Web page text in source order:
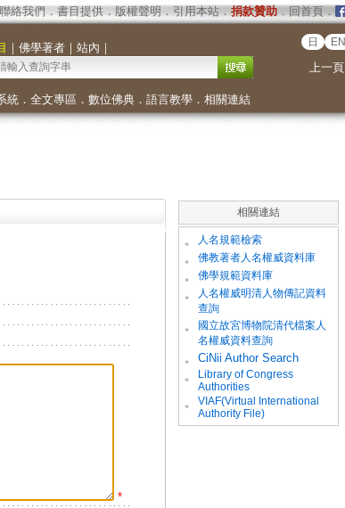
聯絡我們 ． 書目提供． 版權聲明 ． 引用本站． 捐款贊助．回首頁．
｜ 佛學著者｜ 站內 ｜ 日 EN
上一頁
統． 全文專區 ． 數位佛典． 語言教學． 相關連結
*
相關連結
。 人名規範檢索
。 佛教著者人名權威資料庫
。 佛學規範資料庫
。
人名權威明清人物傳記資料
查詢
。
國立故宮博物院清代檔案人
名權威資料查詢
。
CiNii Author Search
。
Library of Congress
Authorities
。
VIAF(Virtual International
Authority File)